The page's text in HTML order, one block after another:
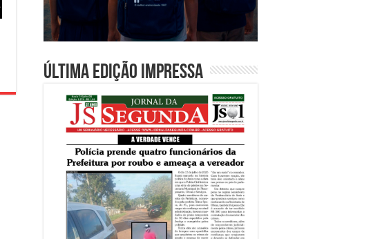
Última edição impressa